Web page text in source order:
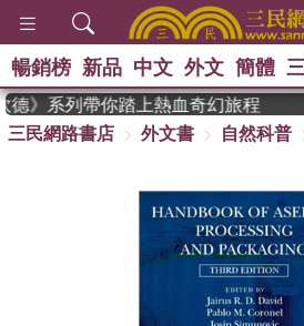
熱搜： 東野
獎 臺灣漫遊
登輝時代 、
偉大的迷走
暢銷榜 新品 中文 外文 簡體
》系列帶你踏上熱血奇幻旅程
三民網路書店
外文書 自然科普